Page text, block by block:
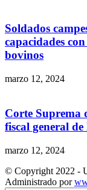
Soldados
capacidades
bovinos
marzo 12, 2024
Corte Suprema
fiscal general
marzo 12, 2024
© Copyright 2022 -
Administrado por